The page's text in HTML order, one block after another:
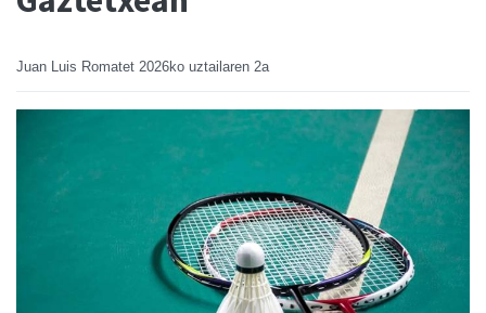
Juan Luis Romatet 2026ko uztailaren 2a